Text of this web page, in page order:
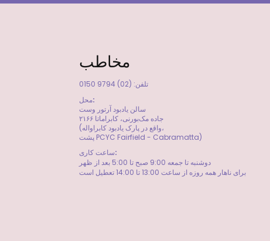
مخاطب
تلفن: (02) 9794 0150
محل:
سالن یادبود آرتور وست
جاده مک‌بورنی، کابراماتا ۲۱۶۶
(واقع در پارک یادبود کابراواله،
پشت PCYC Fairfield - Cabramatta)
​ساعت کاری:
دوشنبه تا جمعه 9:00 صبح تا 5:00 بعد از ظهر
برای ناهار همه روزه از ساعت 13:00 تا 14:00 تعطیل است